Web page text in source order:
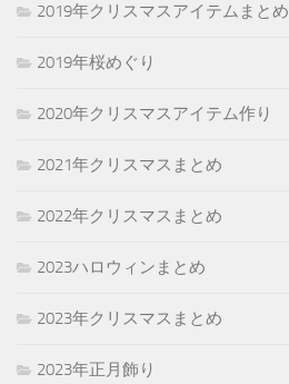
2019年クリスマスアイテムまとめ
2019年桜めぐり
2020年クリスマスアイテム作り
2021年クリスマスまとめ
2022年クリスマスまとめ
2023ハロウィンまとめ
2023年クリスマスまとめ
2023年正月飾り